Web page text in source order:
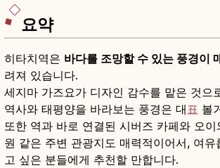
요약
히타치역은 바다를 조망할 수 있는 풍경이
려져 있습니다.
세지마 가즈요가 디자인 감수를 맡은 것으
역사와 태평양을 바라보는 풍경은 대표 볼
또한 역과 바로 연결된 시버즈 카페와 오이
원 같은 주변 관광지도 매력적이어서, 여유
고 싶은 분들에게 추천할 만합니다.